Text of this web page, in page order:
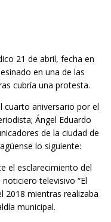
21 de abril, fecha en
en una de las
cubría una protesta.
cuarto aniversario por el
Ángel Eduardo
de la ciudad de
lo siguiente:
el esclarecimiento del
televisivo “El
2018 mientras realizaba
municipal.